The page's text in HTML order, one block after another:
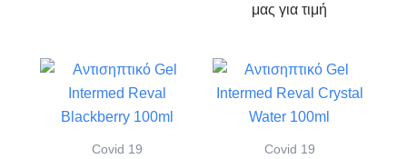
μας για τιμή
Covid 19 Covid 19